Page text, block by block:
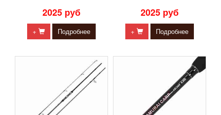
2025 руб
+ Подробнее
2025 руб
+ Подробнее